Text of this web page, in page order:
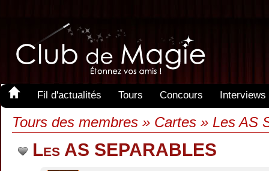
Fil d'actualités Tours Concours Interviews
Tours des membres » Cartes » Les AS
Les AS SEPARABLES